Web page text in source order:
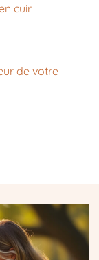
cuir
de votre